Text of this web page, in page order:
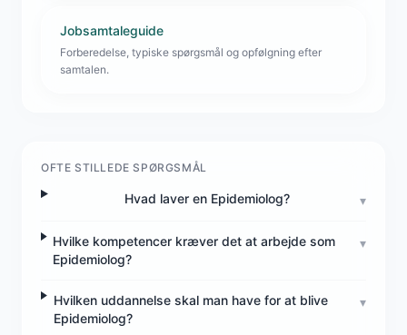
Jobsamtaleguide
Forberedelse, typiske spørgsmål og opfølgning efter
samtalen.
OFTE STILLEDE SPØRGSMÅL
Hvad laver en Epidemiolog? ▾
Hvilke kompetencer kræver det at arbejde som
Epidemiolog?
▾
Hvilken uddannelse skal man have for at blive
Epidemiolog?
▾